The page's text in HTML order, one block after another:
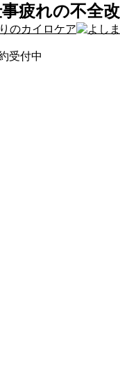
疲れの不全
受付中